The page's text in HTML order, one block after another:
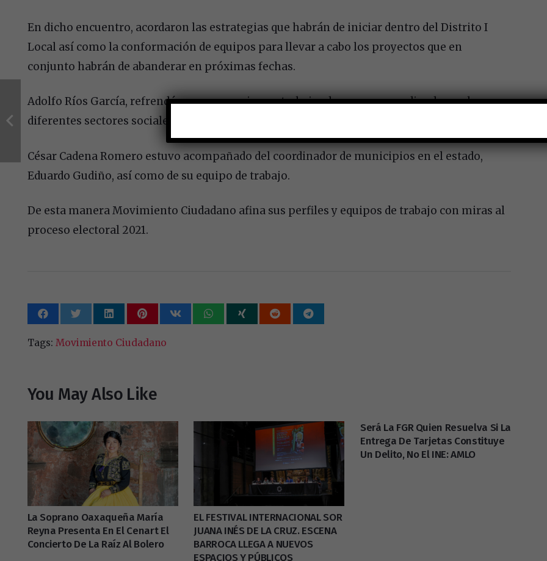
En dicho encuentro, acordaron las estrategias que habrán de iniciar dentro del Distrito I
Local así como la conformación de equipos para llevar a cabo los proyectos que en
conjunto habrán de abanderar en próximas fechas.
Adolfo Ríos García, refrendó su compromiso en trabajar de manera coordinada con los
diferentes sectores sociales y todos aquellos interesados en sumar por Querétaro.
César Cadena Romero estuvo acompañado del coordinador de municipios en el estado,
Eduardo Gudiño, así como de su equipo de trabajo.
De esta manera Movimiento Ciudadano afina sus perfiles y equipos de trabajo con miras al
proceso electoral 2021.
Tags: Movimiento Ciudadano
You May Also Like
La Soprano Oaxaqueña María
Reyna Presenta En El Cenart El
Concierto De La Raíz Al Bolero
EL FESTIVAL INTERNACIONAL SOR
JUANA INÉS DE LA CRUZ. ESCENA
BARROCA LLEGA A NUEVOS
ESPACIOS Y PÚBLICOS
Será La FGR Quien Resuelva Si La
Entrega De Tarjetas Constituye
Un Delito, No El INE: AMLO